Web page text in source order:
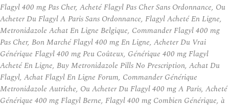
Flagyl 400 mg Pas Cher, Acheté Flagyl Pas Cher Sans Ordonnance, Ou
Acheter Du Flagyl A Paris Sans Ordonnance, Flagyl Acheté En Ligne,
Metronidazole Achat En Ligne Belgique, Commander Flagyl 400 mg
Pas Cher, Bon Marché Flagyl 400 mg En Ligne, Acheter Du Vrai
Générique Flagyl 400 mg Peu Coûteux, Générique 400 mg Flagyl
Acheté En Ligne, Buy Metronidazole Pills No Prescription, Achat Du
Flagyl, Achat Flagyl En Ligne Forum, Commander Générique
Metronidazole Autriche, Ou Acheter Du Flagyl 400 mg A Paris, Acheté
Générique 400 mg Flagyl Berne, Flagyl 400 mg Combien Générique, à